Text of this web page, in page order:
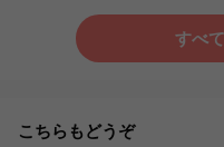
すべ
こちらもどうぞ